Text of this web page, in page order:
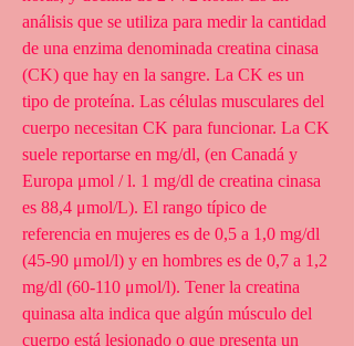
análisis que se utiliza para medir la cantidad
de una enzima denominada creatina cinasa
(CK) que hay en la sangre. La CK es un
tipo de proteína. Las células musculares del
cuerpo necesitan CK para funcionar. La CK
suele reportarse en mg/dl, (en Canadá y
Europa μmol / l. 1 mg/dl de creatina cinasa
es 88,4 μmol/L). El rango típico de
referencia en mujeres es de 0,5 a 1,0 mg/dl
(45-90 μmol/l) y en hombres es de 0,7 a 1,2
mg/dl (60-110 μmol/l). Tener la creatina
quinasa alta indica que algún músculo del
cuerpo está lesionado o que presenta un